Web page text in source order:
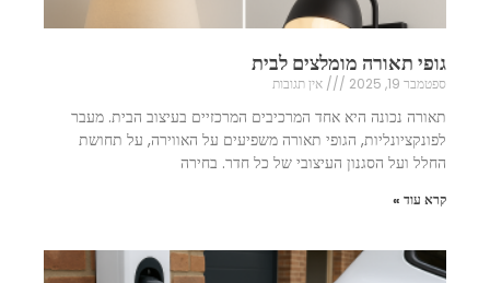
גופי תאורה מומלצים לבית
ספטמבר 19, 2025 אין תגובות
תאורה נכונה היא אחד המרכיבים המרכזיים בעיצוב הבית. מעבר
לפונקציונליות, הגופי תאורה משפיעים על האווירה, על תחושת
החלל ועל הסגנון העיצובי של כל חדר. בחירה
קרא עוד »